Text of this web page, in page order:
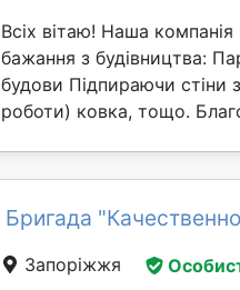
Всіх вітаю! Наша компанія
бажання з будівництва:
будови Підпираючи стіни
роботи) ковка, тощо.
Бригада
Запоріжжя